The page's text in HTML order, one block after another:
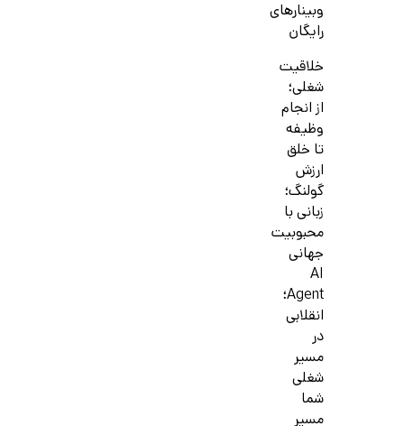
وبینارهای
رایگان
خلاقیت
شغلی؛
از انجام
وظیفه
تا خلق
ارزش
گولنگ؛
زبانی با
محبوبیت
جهانی
AI
Agent؛
انقلابی
در
مسیر
شغلی
شما
مسیر